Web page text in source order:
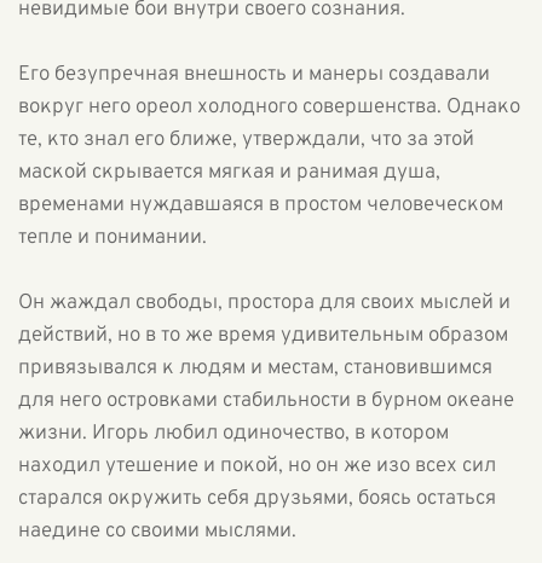
невидимые бои внутри своего сознания.
Его безупречная внешность и манеры создавали
вокруг него ореол холодного совершенства. Однако
те, кто знал его ближе, утверждали, что за этой
маской скрывается мягкая и ранимая душа,
временами нуждавшаяся в простом человеческом
тепле и понимании.
Он жаждал свободы, простора для своих мыслей и
действий, но в то же время удивительным образом
привязывался к людям и местам, становившимся
для него островками стабильности в бурном океане
жизни. Игорь любил одиночество, в котором
находил утешение и покой, но он же изо всех сил
старался окружить себя друзьями, боясь остаться
наедине со своими мыслями.